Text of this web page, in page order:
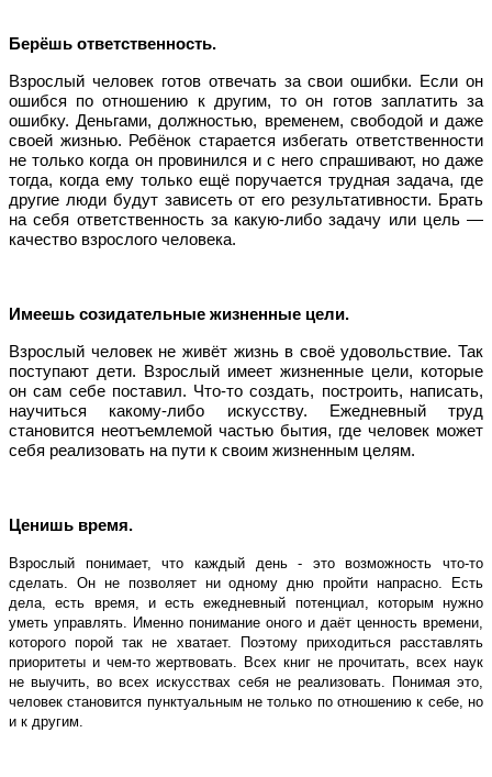
Берёшь ответственность.
Взрослый человек готов отвечать за свои ошибки. Если он
ошибся по отношению к другим, то он готов заплатить за
ошибку. Деньгами, должностью, временем, свободой и даже
своей жизнью. Ребёнок старается избегать ответственности
не только когда он провинился и с него спрашивают, но даже
тогда, когда ему только ещё поручается трудная задача, где
другие люди будут зависеть от его результативности. Брать
на себя ответственность за какую-либо задачу или цель —
качество взрослого человека.
Имеешь созидательные жизненные цели.
Взрослый человек не живёт жизнь в своё удовольствие. Так
поступают дети. Взрослый имеет жизненные цели, которые
он сам себе поставил. Что-то создать, построить, написать,
научиться какому-либо искусству. Ежедневный труд
становится неотъемлемой частью бытия, где человек может
себя реализовать на пути к своим жизненным целям.
Ценишь время.
Взрослый понимает, что каждый день - это возможность что-то
сделать. Он не позволяет ни одному дню пройти напрасно. Есть
дела, есть время, и есть ежедневный потенциал, которым нужно
уметь управлять. Именно понимание оного и даёт ценность времени,
которого порой так не хватает. Поэтому приходиться расставлять
приоритеты и чем-то жертвовать. Всех книг не прочитать, всех наук
не выучить, во всех искусствах себя не реализовать. Понимая это,
человек становится пунктуальным не только по отношению к себе, но
и к другим.